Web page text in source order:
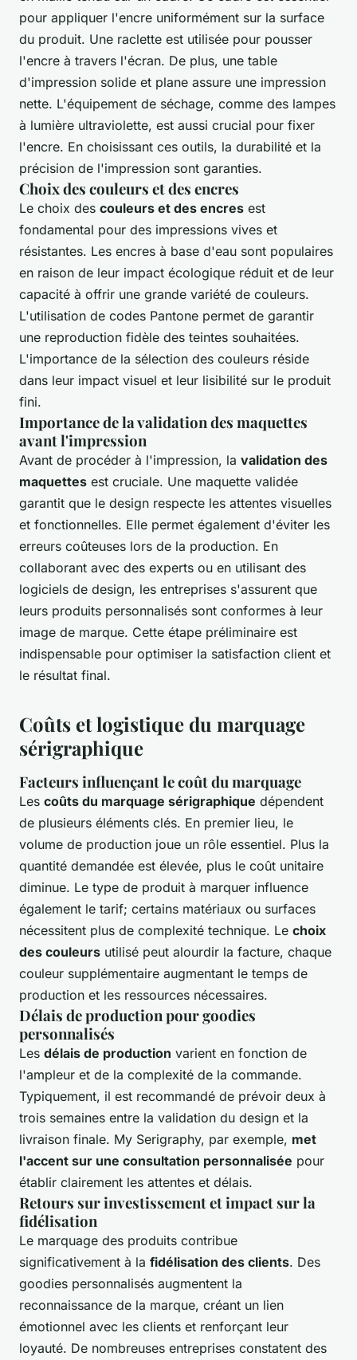
pour appliquer l'encre uniformément sur la surface
du produit. Une raclette est utilisée pour pousser
l'encre à travers l'écran. De plus, une table
d'impression solide et plane assure une impression
nette. L'équipement de séchage, comme des lampes
à lumière ultraviolette, est aussi crucial pour fixer
l'encre. En choisissant ces outils, la durabilité et la
précision de l'impression sont garanties.
Choix des couleurs et des encres
Le choix des couleurs et des encres est
fondamental pour des impressions vives et
résistantes. Les encres à base d'eau sont populaires
en raison de leur impact écologique réduit et de leur
capacité à offrir une grande variété de couleurs.
L'utilisation de codes Pantone permet de garantir
une reproduction fidèle des teintes souhaitées.
L'importance de la sélection des couleurs réside
dans leur impact visuel et leur lisibilité sur le produit
fini.
Importance de la validation des maquettes
avant l'impression
Avant de procéder à l'impression, la validation des
maquettes est cruciale. Une maquette validée
garantit que le design respecte les attentes visuelles
et fonctionnelles. Elle permet également d'éviter les
erreurs coûteuses lors de la production. En
collaborant avec des experts ou en utilisant des
logiciels de design, les entreprises s'assurent que
leurs produits personnalisés sont conformes à leur
image de marque. Cette étape préliminaire est
indispensable pour optimiser la satisfaction client et
le résultat final.
Coûts et logistique du marquage
sérigraphique
Facteurs influençant le coût du marquage
Les coûts du marquage sérigraphique dépendent
de plusieurs éléments clés. En premier lieu, le
volume de production joue un rôle essentiel. Plus la
quantité demandée est élevée, plus le coût unitaire
diminue. Le type de produit à marquer influence
également le tarif; certains matériaux ou surfaces
nécessitent plus de complexité technique. Le choix
des couleurs utilisé peut alourdir la facture, chaque
couleur supplémentaire augmentant le temps de
production et les ressources nécessaires.
Délais de production pour goodies
personnalisés
Les délais de production varient en fonction de
l'ampleur et de la complexité de la commande.
Typiquement, il est recommandé de prévoir deux à
trois semaines entre la validation du design et la
livraison finale. My Serigraphy, par exemple, met
l'accent sur une consultation personnalisée pour
établir clairement les attentes et délais.
Retours sur investissement et impact sur la
fidélisation
Le marquage des produits contribue
significativement à la fidélisation des clients. Des
goodies personnalisés augmentent la
reconnaissance de la marque, créant un lien
émotionnel avec les clients et renforçant leur
loyauté. De nombreuses entreprises constatent des